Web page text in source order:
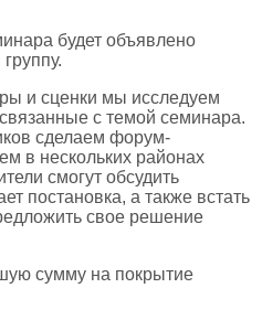
будет объявлено
и сценки мы исследуем
с темой семинара.
сделаем форум-
в нескольких районах
смогут обсудить
постановка, а также встать
свое решение
сумму на покрытие